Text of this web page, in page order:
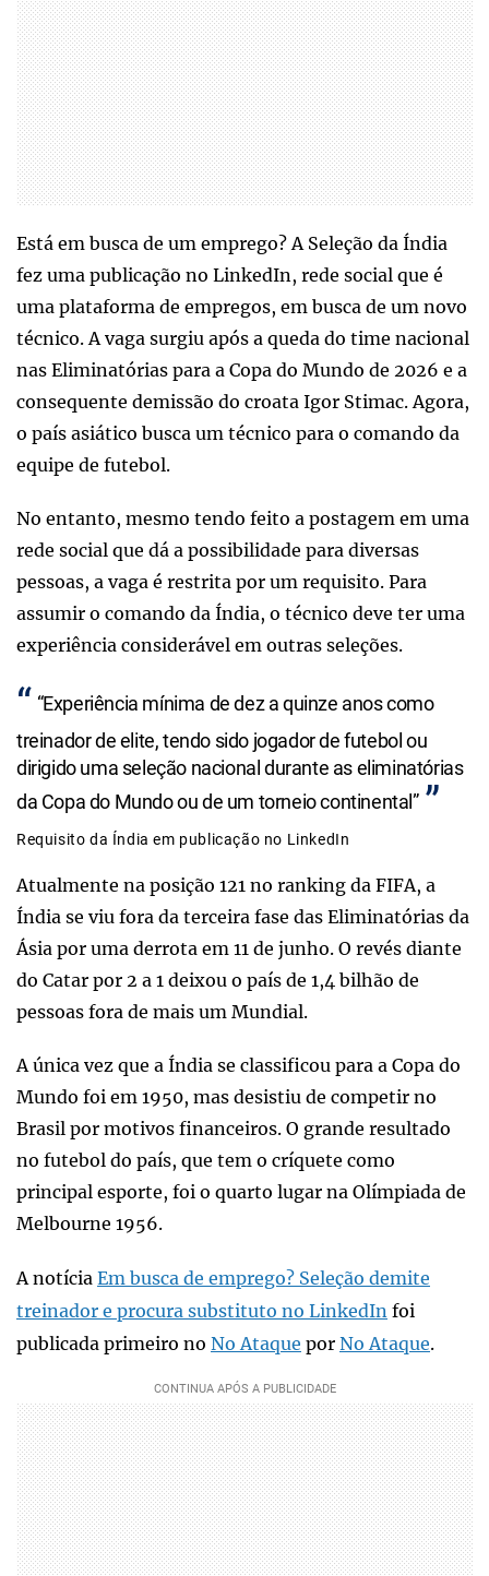
Está em busca de um emprego? A Seleção da Índia
fez uma publicação no LinkedIn, rede social que é
uma plataforma de empregos, em busca de um novo
técnico. A vaga surgiu após a queda do time nacional
nas Eliminatórias para a Copa do Mundo de 2026 e a
consequente demissão do croata Igor Stimac. Agora,
o país asiático busca um técnico para o comando da
equipe de futebol.
No entanto, mesmo tendo feito a postagem em uma
rede social que dá a possibilidade para diversas
pessoas, a vaga é restrita por um requisito. Para
assumir o comando da Índia, o técnico deve ter uma
experiência considerável em outras seleções.
“Experiência mínima de dez a quinze anos como
treinador de elite, tendo sido jogador de futebol ou
dirigido uma seleção nacional durante as eliminatórias
da Copa do Mundo ou de um torneio continental”
Requisito da Índia em publicação no LinkedIn
Atualmente na posição 121 no ranking da FIFA, a
Índia se viu fora da terceira fase das Eliminatórias da
Ásia por uma derrota em 11 de junho. O revés diante
do Catar por 2 a 1 deixou o país de 1,4 bilhão de
pessoas fora de mais um Mundial.
A única vez que a Índia se classificou para a Copa do
Mundo foi em 1950, mas desistiu de competir no
Brasil por motivos financeiros. O grande resultado
no futebol do país, que tem o críquete como
principal esporte, foi o quarto lugar na Olímpiada de
Melbourne 1956.
A notícia Em busca de emprego? Seleção demite
treinador e procura substituto no LinkedIn foi
publicada primeiro no No Ataque por No Ataque.